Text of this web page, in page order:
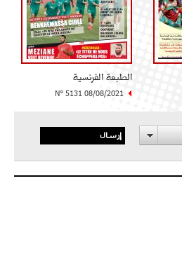
الطبعة الفرنسية
N° 5131 08/08/2021
إرسال